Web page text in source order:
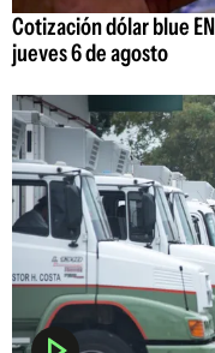
Cotización dólar blue
jueves 6 de agosto